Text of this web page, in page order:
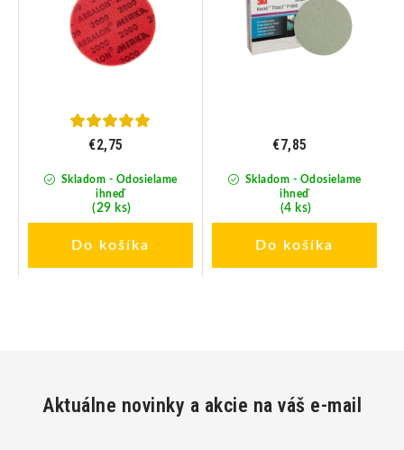
Skladom - Odosielame
ihneď
(29 ks)
€2,75
Do košíka
Skladom - Odosielame
ihneď
(4 ks)
€7,85
Do košíka
Aktuálne novinky a akcie na váš e-mail